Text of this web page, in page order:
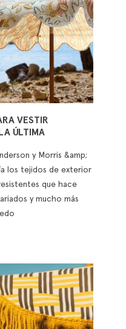
VESTIR
ÚLTIMA
y Morris &amp;
los tejidos de exterior
que hace
y mucho más